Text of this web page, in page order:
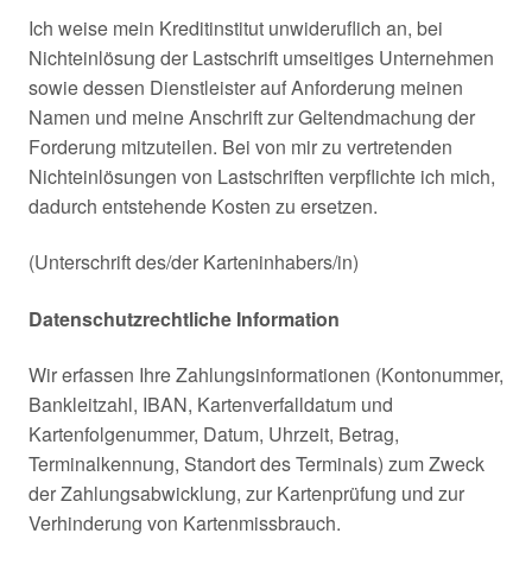
Ich weise mein Kreditinstitut unwideruflich an, bei
Nichteinlösung der Lastschrift umseitiges Unternehmen
sowie dessen Dienstleister auf Anforderung meinen
Namen und meine Anschrift zur Geltendmachung der
Forderung mitzuteilen. Bei von mir zu vertretenden
Nichteinlösungen von Lastschriften verpflichte ich mich,
dadurch entstehende Kosten zu ersetzen.
(Unterschrift des/der Karteninhabers/in)
Datenschutzrechtliche Information
Wir erfassen Ihre Zahlungsinformationen (Kontonummer,
Bankleitzahl, IBAN, Kartenverfalldatum und
Kartenfolgenummer, Datum, Uhrzeit, Betrag,
Terminalkennung, Standort des Terminals) zum Zweck
der Zahlungsabwicklung, zur Kartenprüfung und zur
Verhinderung von Kartenmissbrauch.